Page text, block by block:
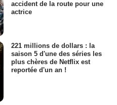
accident de la route pour une
actrice
221 millions de dollars : la
saison 5 d'une des séries les
plus chères de Netflix est
reportée d'un an !